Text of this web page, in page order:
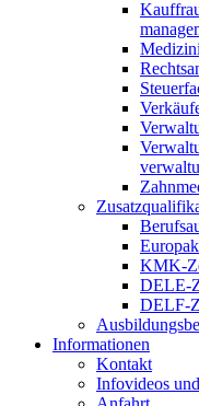
KMK-
DELE-
DELF-
Informationen
Kontakt
Infovideos